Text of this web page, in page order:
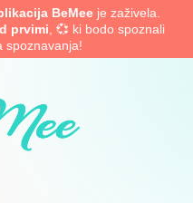
BeMeeje zaživela.
prvimi , 💞 ki bodo spoznali
spoznavanja!